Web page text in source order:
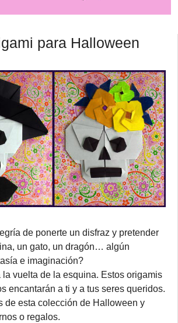
para Halloween
de ponerte un disfraz y pretender
un gato, un dragón… algún
e imaginación?
la vuelta de la esquina. Estos origamis
encantarán a ti y a tus seres queridos.
de esta colección de Halloween y
o regalos.